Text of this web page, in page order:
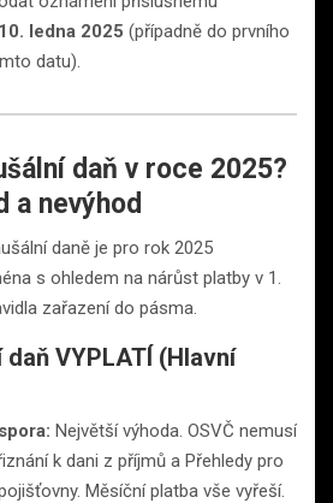
ledna 2025 (případně do prvního
datu).
daň v roce 2025?
a nevýhod
daně je pro rok 2025
s ohledem na nárůst platby v 1.
zařazení do pásma.
daň VYPLATÍ (Hlavní
Největší výhoda. OSVČ nemusí
k dani z příjmů a Přehledy pro
Měsíční platba vše vyřeší.